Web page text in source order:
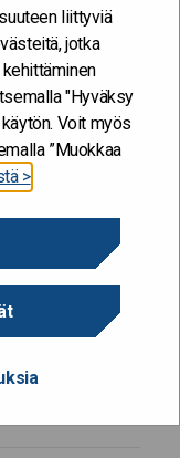
liittyviä
jotka
"Hyväksy
Voit myös
”Muokkaa
>